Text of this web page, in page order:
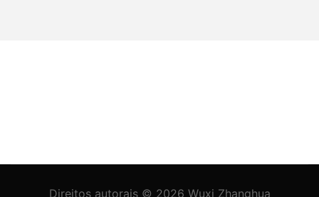
Direitos autorais © 2026 Wuxi Zhanghua